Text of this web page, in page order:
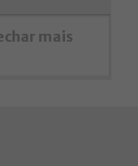
mais